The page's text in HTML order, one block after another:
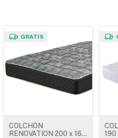
GRATIS
COLCHÓN
RENOVATION 200 x 160
190